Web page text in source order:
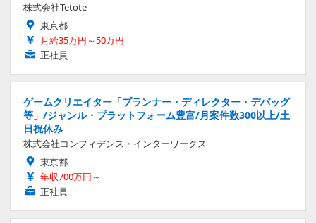
株式会社Tetote
東京都
月給35万円～50万円
正社員
ゲームクリエイター「プランナー・ディレクター・デバッグ
等」/ジャンル・プラットフォーム豊富/月案件数300以上/土
日祝休み
株式会社コンフィデンス・インターワークス
東京都
年収700万円～
正社員